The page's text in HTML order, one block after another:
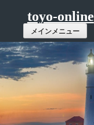
toyo-online
メインメニュー